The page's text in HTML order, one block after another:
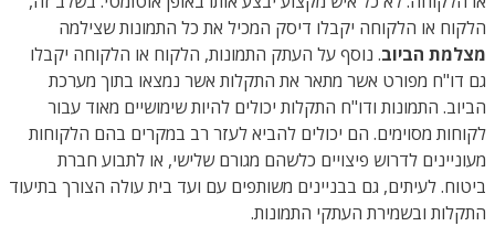
הלקוח או הלקוחה יקבלו דיסק המכיל את כל התמונות שצילמה
מצלמת הביוב. נוסף על העתק התמונות, הלקוח או הלקוחה יקבלו
גם דו"ח מפורט אשר מתאר את התקלות אשר נמצאו בתוך מערכת
הביוב. התמונות ודו"ח התקלות יכולים להיות שימושיים מאוד עבור
לקוחות מסוימים. הם יכולים להביא לעזר רב במקרים בהם הלקוחות
מעוניינים לדרוש פיצויים כלשהם מגורם שלישי, או לתבוע חברת
ביטוח. לעיתים, גם בבניינים משותפים עם ועד בית עולה הצורך בתיעוד
התקלות ובשמירת העתקי התמונות.